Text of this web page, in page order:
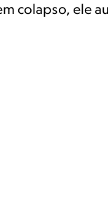
colapso, ele